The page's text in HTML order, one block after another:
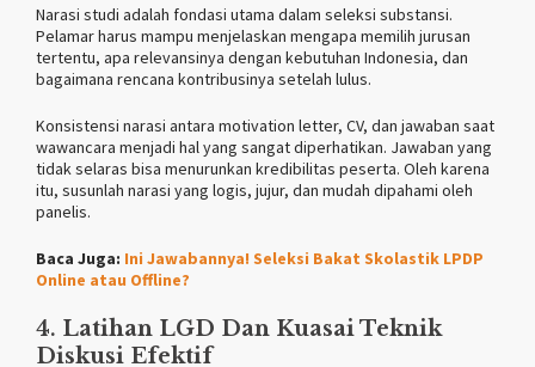
Narasi studi adalah fondasi utama dalam seleksi substansi.
Pelamar harus mampu menjelaskan mengapa memilih jurusan
tertentu, apa relevansinya dengan kebutuhan Indonesia, dan
bagaimana rencana kontribusinya setelah lulus.
Konsistensi narasi antara motivation letter, CV, dan jawaban saat
wawancara menjadi hal yang sangat diperhatikan. Jawaban yang
tidak selaras bisa menurunkan kredibilitas peserta. Oleh karena
itu, susunlah narasi yang logis, jujur, dan mudah dipahami oleh
panelis.
Baca Juga: Ini Jawabannya! Seleksi Bakat Skolastik LPDP
Online atau Offline?
4. Latihan LGD Dan Kuasai Teknik
Diskusi Efektif